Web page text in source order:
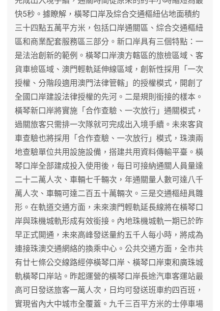
快5秒。據瞭解，橫琴口岸及綜合交通樞紐佔地面積約
三十四點五萬平方米，包括口岸通關區、綜合交通樞紐
區和商業配套服務區三部分。新口岸具有三個特點：一
是法治創新的範例。橫琴口岸澳方轄區的旅檢區域、客
貨車檢區域、澳門輕軌延伸線區域，創新性採用「一次
授權、分階段適用澳門法律管轄」的授權模式，開創了
全國口岸建設法律授權的先河。二是規則銜接的樣本。
橫琴新口岸將實施「合作查驗、一次放行」通關模式，
過關旅客只需排一次隊就可完成出入境手續。未來客貨
車查驗也將採用「合作查驗、一次放行」模式，珠澳兩
地查驗單位共用設施設備，搭建共用資料傳輸平臺。橫
琴口岸全部建成投入使用後，每日可接納通關人員量達
二十二萬人次、車輛七千輛次，年通關量人數可達八千
萬人次、車輛可達二百五十萬輛次。三是交通樞紐具雛
形。在軌道交通方面，未來澳門輕軌延長線將在橫琴口
岸與珠機城軌形成有效銜接。內地珠機城軌一期已於昨
早正式開通，未來高峰發送量約五千人每小時，將成為
連接珠澳交通網絡的換乘中心。公共交通方面，全市共
有廿七條公交線路經停橫琴口岸、橫琴口岸東和廣珠城
軌橫琴口岸站。昨起運營的橫琴口岸長途汽車客運站最
高可日發送旅客一萬人次，日均可發送班車約四百班，
實現省內大中城市全覆蓋。九千三百平方米的士停車場